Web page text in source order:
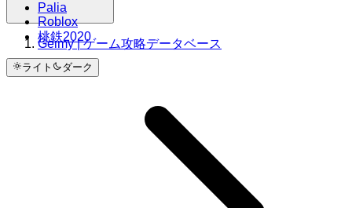
Palia
Roblox
桃鉄2020
ライト ダーク
Geimy | ゲーム攻略データベース